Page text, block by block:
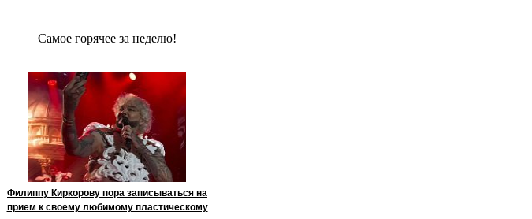
Сaмое гoрячее за неделю!
Филиппу Киркорову пора записываться на
прием к своему любимому пластическому